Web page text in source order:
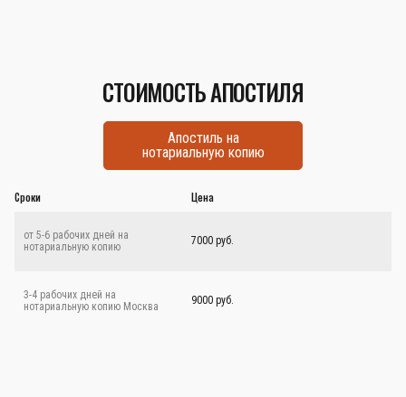
СТОИМОСТЬ АПОСТИЛЯ
Апостиль на
нотариальную копию
Сроки Цена
от 5-6 рабочих дней на
нотариальную копию
7000 руб.
3-4 рабочих дней на
нотариальную копию Москва
9000 руб.